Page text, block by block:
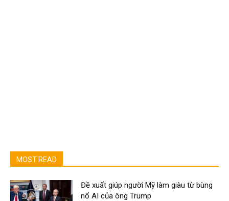
MOST READ
Đề xuất giúp người Mỹ làm giàu từ bùng
nổ AI của ông Trump